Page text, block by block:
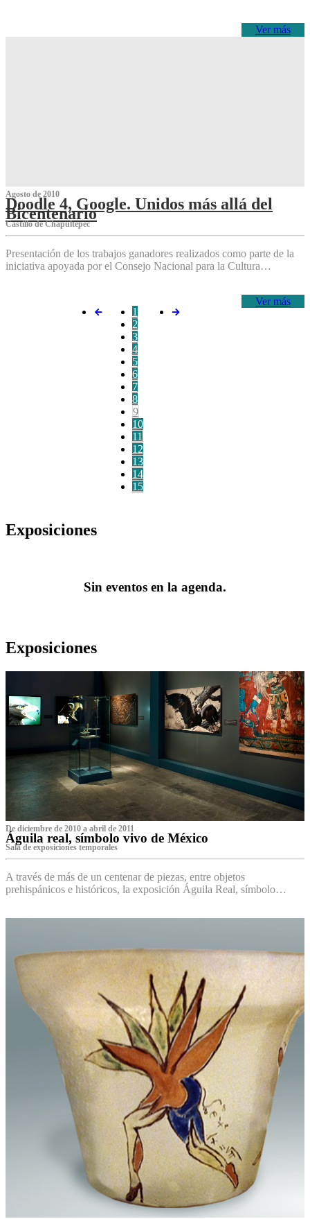
Ver más
Agosto de 2010
Doodle 4, Google. Unidos más allá del
Bicentenario
Castillo de Chapultepec
Presentación de los trabajos ganadores realizados como parte de la
iniciativa apoyada por el Consejo Nacional para la Cultura…
Ver más
1
2
3
4
5
6
7
8
9
10
11
12
13
14
15
Exposiciones
Sin eventos en la agenda.
Exposiciones
De diciembre de 2010 a abril de 2011
Águila real, símbolo vivo de México
Sala de exposiciones temporales
A través de más de un centenar de piezas, entre objetos
prehispánicos e históricos, la exposición Águila Real, símbolo…